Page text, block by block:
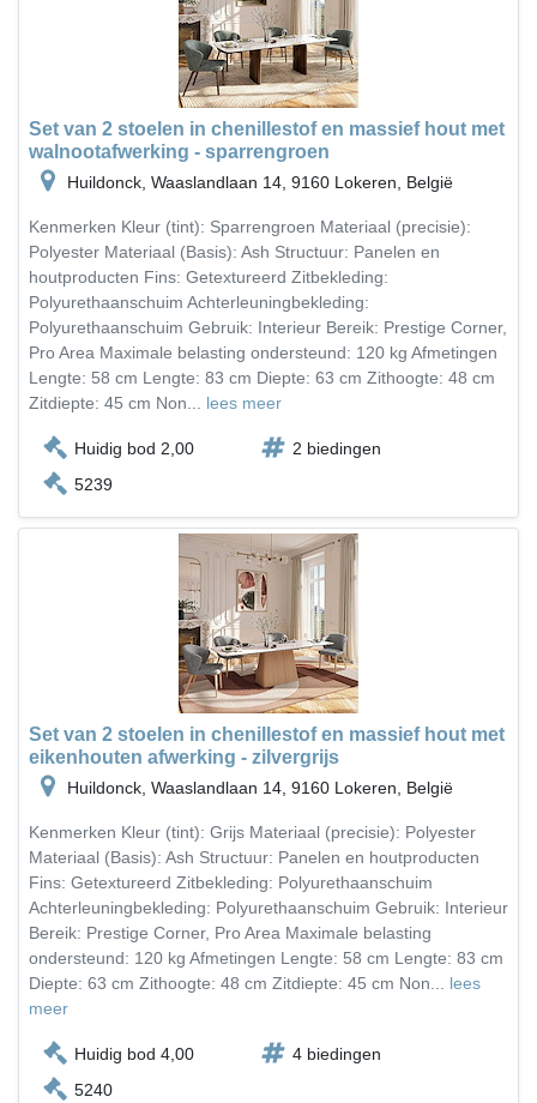
Set van 2 stoelen in chenillestof en massief hout met
walnootafwerking - sparrengroen
Huildonck, Waaslandlaan 14, 9160 Lokeren, België
Kenmerken Kleur (tint): Sparrengroen Materiaal (precisie):
Polyester Materiaal (Basis): Ash Structuur: Panelen en
houtproducten Fins: Getextureerd Zitbekleding:
Polyurethaanschuim Achterleuningbekleding:
Polyurethaanschuim Gebruik: Interieur Bereik: Prestige Corner,
Pro Area Maximale belasting ondersteund: 120 kg Afmetingen
Lengte: 58 cm Lengte: 83 cm Diepte: 63 cm Zithoogte: 48 cm
Zitdiepte: 45 cm Non... lees meer
Huidig bod 2,00
2 biedingen
5239
Set van 2 stoelen in chenillestof en massief hout met
eikenhouten afwerking - zilvergrijs
Huildonck, Waaslandlaan 14, 9160 Lokeren, België
Kenmerken Kleur (tint): Grijs Materiaal (precisie): Polyester
Materiaal (Basis): Ash Structuur: Panelen en houtproducten
Fins: Getextureerd Zitbekleding: Polyurethaanschuim
Achterleuningbekleding: Polyurethaanschuim Gebruik: Interieur
Bereik: Prestige Corner, Pro Area Maximale belasting
ondersteund: 120 kg Afmetingen Lengte: 58 cm Lengte: 83 cm
Diepte: 63 cm Zithoogte: 48 cm Zitdiepte: 45 cm Non... lees
meer
Huidig bod 4,00
4 biedingen
5240